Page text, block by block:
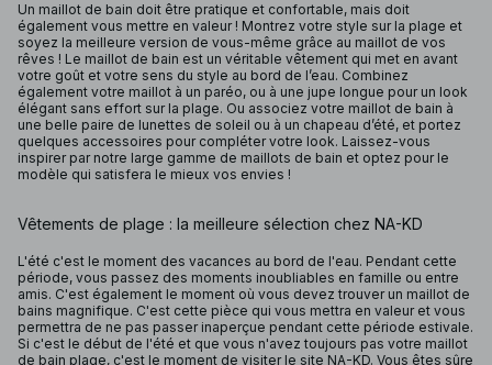
Un maillot de bain doit être pratique et confortable, mais doit
également vous mettre en valeur ! Montrez votre style sur la plage et
soyez la meilleure version de vous-même grâce au maillot de vos
rêves ! Le maillot de bain est un véritable vêtement qui met en avant
votre goût et votre sens du style au bord de l’eau. Combinez
également votre maillot à un paréo, ou à une jupe longue pour un look
élégant sans effort sur la plage. Ou associez votre maillot de bain à
une belle paire de lunettes de soleil ou à un chapeau d’été, et portez
quelques accessoires pour compléter votre look. Laissez-vous
inspirer par notre large gamme de maillots de bain et optez pour le
modèle qui satisfera le mieux vos envies !
Vêtements de plage : la meilleure sélection chez NA-KD
L'été c'est le moment des vacances au bord de l'eau. Pendant cette
période, vous passez des moments inoubliables en famille ou entre
amis. C'est également le moment où vous devez trouver un maillot de
bains magnifique. C'est cette pièce qui vous mettra en valeur et vous
permettra de ne pas passer inaperçue pendant cette période estivale.
Si c'est le début de l'été et que vous n'avez toujours pas votre maillot
de bain plage, c'est le moment de visiter le site NA-KD. Vous êtes sûre